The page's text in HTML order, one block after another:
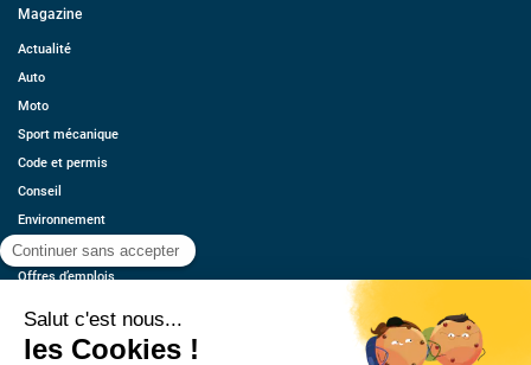
Magazine
Actualité
Auto
Moto
Sport mécanique
Code et permis
Conseil
Environnement
Économie
Offres d’emplois
Contact